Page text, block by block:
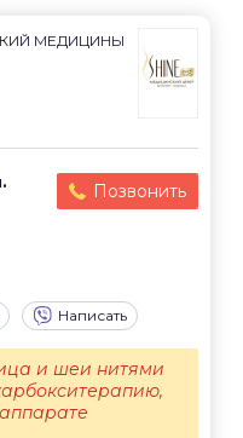
МЕДИЦИНЫ
Позвонить
Написать
и шеи нитями